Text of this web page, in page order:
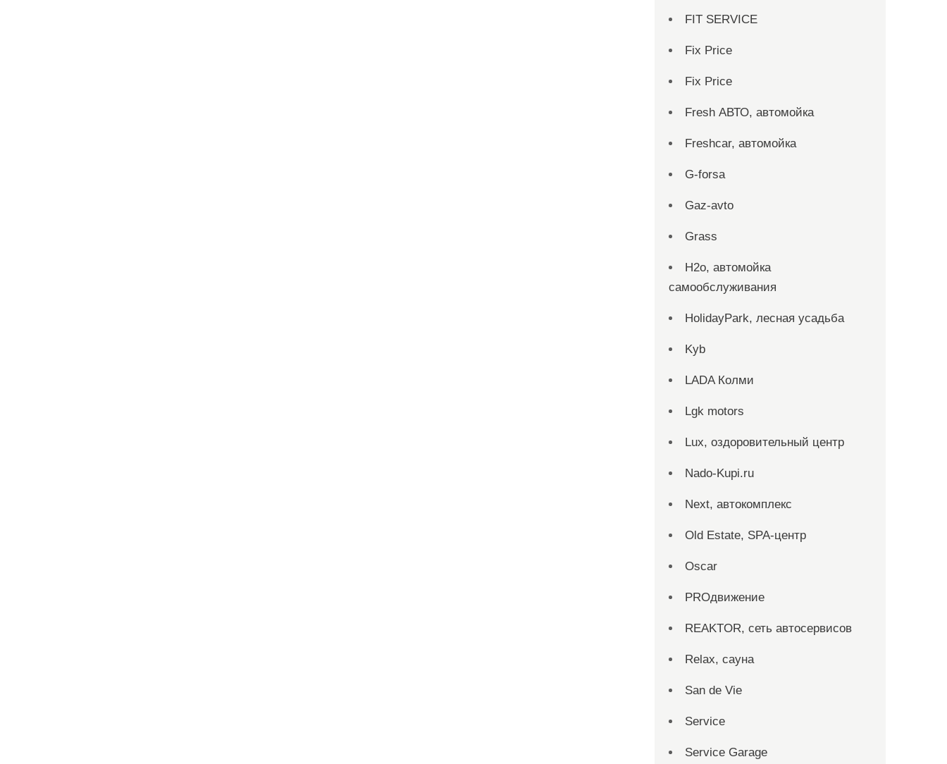
FIT SERVICE
Fix Price
Fix Price
Fresh АВТО, автомойка
Freshcar, автомойка
G-forsa
Gaz-avto
Grass
H2o, автомойка
самообслуживания
HolidayPark, лесная усадьба
Kyb
LADA Колми
Lgk motors
Lux, оздоровительный центр
Nado-Kupi.ru
Next, автокомплекс
Old Estate, SPA-центр
Oscar
PROдвижение
REAKTOR, сеть автосервисов
Relax, сауна
San dе Vie
Service
Service Garage